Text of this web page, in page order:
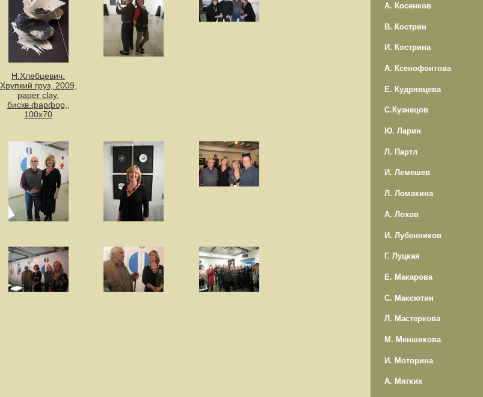
Н.Хлебцевич.
Хрупкий груз, 2009,
paper clay,
бискв.фарфор,,
100х70
А. Косенков
В. Кострин
И. Кострина
А. Ксенофонтова
Е. Кудрявцева
С.Кузнецов
Ю. Ларин
Л. Партл
И. Лемешев
Л. Ломакина
А. Лохов
И. Лубенников
Г. Луцкая
Е. Макарова
С. Максютин
Л. Мастеркова
М. Меншикова
И. Моторина
А. Мягких